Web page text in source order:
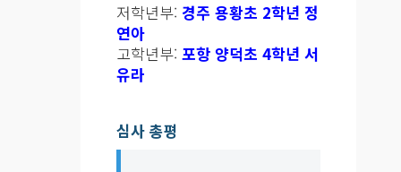
저학년부: 경주 용황초 2학년 정
연아
고학년부: 포항 양덕초 4학년 서
유라
심사 총평